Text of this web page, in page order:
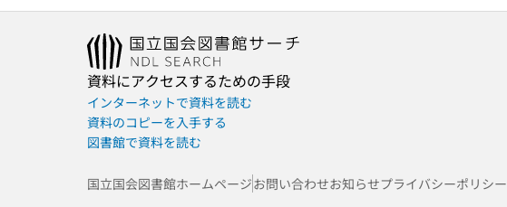
資料にアクセスするための手段
インターネットで資料を読む
資料のコピーを入手する
図書館で資料を読む
国立国会図書館ホームページお問い合わせお知らせプライバシーポリシー